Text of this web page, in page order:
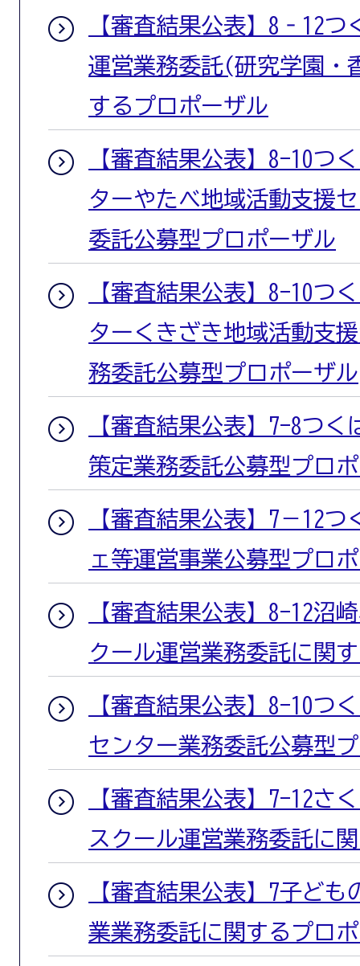
【審査結果公表】8‐12つ
運営業務委託(研究学園・
するプロポーザル
【審査結果公表】8-10つ
ターやたべ地域活動支援
委託公募型プロポーザル
【審査結果公表】8-10つ
ターくきざき地域活動支
務委託公募型プロポーザル
【審査結果公表】7-8つ
策定業務委託公募型プロ
【審査結果公表】7－12
ェ等運営事業公募型プロ
【審査結果公表】8-12沼
クール運営業務委託に関
【審査結果公表】8-10つ
センター業務委託公募型
【審査結果公表】7-12さ
スクール運営業務委託に
【審査結果公表】7子ど
業業務委託に関するプロ